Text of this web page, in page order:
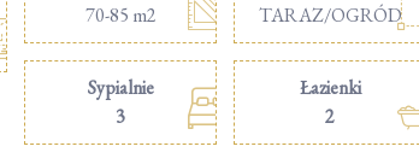
70-85 m2
TARAZ/OGRÓD
Sypialnie
3
Łazienki
2